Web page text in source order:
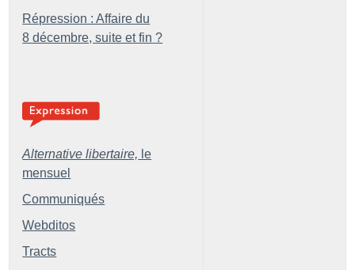
Répression : Affaire du
8 décembre, suite et fin ?
Alternative libertaire, le
mensuel
Communiqués
Webditos
Tracts